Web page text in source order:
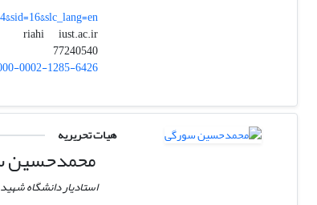
riahi
iust.ac.ir
77240540
0002-1285-6426
هیات تحریریه
محمدحسین
استادیار دانشگاه